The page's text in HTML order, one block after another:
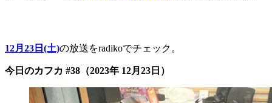
12月23日(土)の放送をradikoでチェック。
今日のカフカ #38（2023年 12月23日）